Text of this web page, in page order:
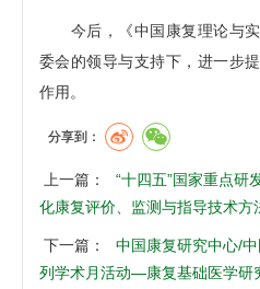
今后，《中国康复理论与实
委会的领导与支持下，进一步
作用。
分享到：
上一篇：
“十四五”国家重点研
化康复评价、监测与指导技术
下一篇：
中国康复研究中心/
列学术月活动—康复基础医学